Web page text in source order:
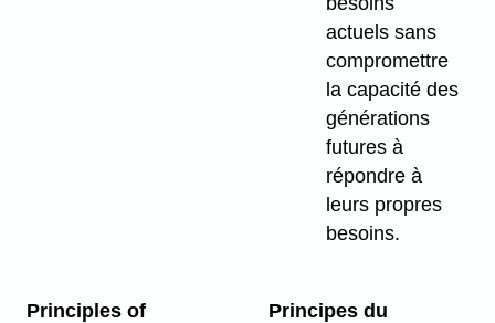
actuels sans
compromettre
la capacité des
générations
futures à
répondre à
leurs propres
besoins.
Principles of
Principes du